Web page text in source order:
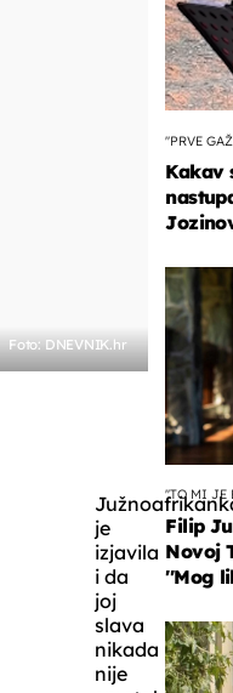
Foto: DNEVNIK.hr
je
izjavila
i da
joj
slava
nikada
nije
"PRVE
Kakav
''TO MI JE
Filip
Novoj
''Mog